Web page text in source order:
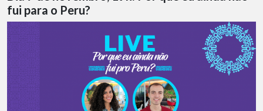
fui para o Peru?